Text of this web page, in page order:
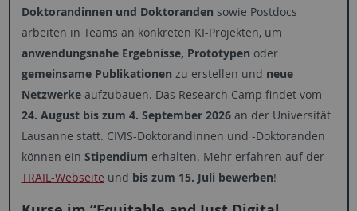
Doktorandinnen und Doktoranden sowie Postdocs
arbeiten in Teams an konkreten KI-Projekten, um
anwendungsnahe Ergebnisse, Prototypen oder
gemeinsame Publikationen zu erstellen und neue
Netzwerke aufzubauen. Das Research Camp findet vom
24. August bis zum 4. September 2026an der Universität
Lausanne statt. CIVIS-Doktorandinnen und -Doktoranden
können ein Stipendium erhalten. Mehr erfahren auf der
TRAIL-Webseite und bis zum 15. Juli bewerben!